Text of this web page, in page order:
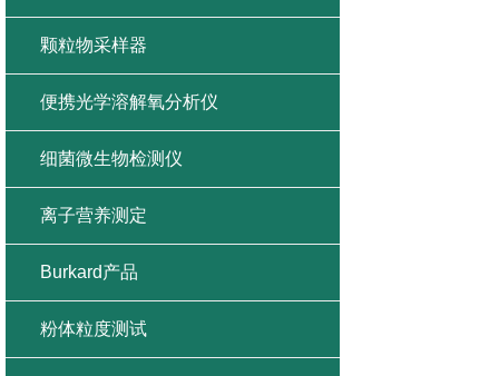
颗粒物采样器
便携光学溶解氧分析仪
细菌微生物检测仪
离子营养测定
Burkard产品
粉体粒度测试